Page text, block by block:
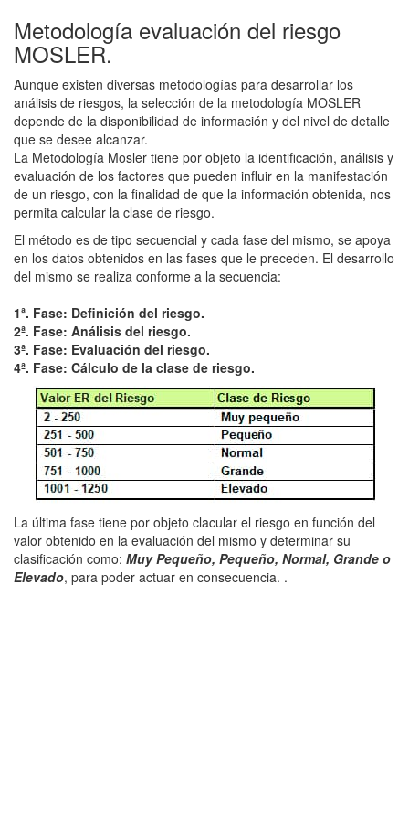
Metodología evaluación del riesgo
MOSLER.
Aunque existen diversas metodologías para desarrollar los
análisis de riesgos, la selección de la metodología MOSLER
depende de la disponibilidad de información y del nivel de detalle
que se desee alcanzar.
La Metodología Mosler tiene por objeto la identificación, análisis y
evaluación de los factores que pueden influir en la manifestación
de un riesgo, con la finalidad de que la información obtenida, nos
permita calcular la clase de riesgo.
El método es de tipo secuencial y cada fase del mismo, se apoya
en los datos obtenidos en las fases que le preceden. El desarrollo
del mismo se realiza conforme a la secuencia:
1ª. Fase: Definición del riesgo.
2ª. Fase: Análisis del riesgo.
3ª. Fase: Evaluación del riesgo.
4ª. Fase: Cálculo de la clase de riesgo.
La última fase tiene por objeto clacular el riesgo en función del
valor obtenido en la evaluación del mismo y determinar su
clasificación como: Muy Pequeño, Pequeño, Normal, Grande o
Elevado, para poder actuar en consecuencia. .